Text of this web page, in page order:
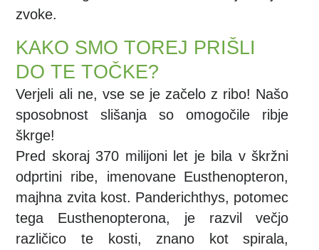
zvoke.
KAKO SMO TOREJ PRIŠLI
DO TE TOČKE?
Verjeli ali ne, vse se je začelo z ribo! Našo
sposobnost slišanja so omogočile ribje
škrge!
Pred skoraj 370 milijoni let je bila v škržni
odprtini ribe, imenovane Eusthenopteron,
majhna zvita kost. Panderichthys, potomec
tega Eusthenopterona, je razvil večjo
različico te kosti, znano kot spirala,